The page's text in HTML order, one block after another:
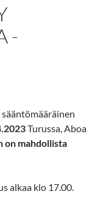
-
Turussa, Aboa
on mahdollista
alkaa klo 17.00.